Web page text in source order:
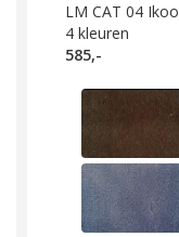
LM CAT 04 Ikoo
4 kleuren
585,-